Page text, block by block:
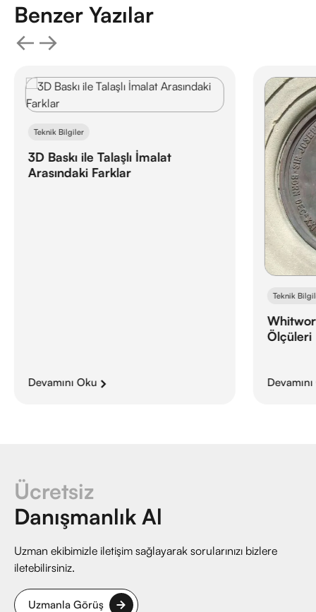
Benzer Yazılar
Teknik Bilgiler
3D Baskı ile Talaşlı İmalat
Arasındaki Farklar
Devamını Oku
Teknik
Ölçüleri
Ücretsiz
Danışmanlık Al
Uzman ekibimizle iletişim sağlayarak sorularınızı bizlere
iletebilirsiniz.
Uzmanla Görüş